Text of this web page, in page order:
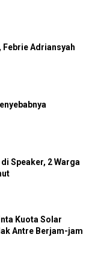
Adriansyah
Speaker, 2 Warga
Kuota Solar
Antre Berjam-jam